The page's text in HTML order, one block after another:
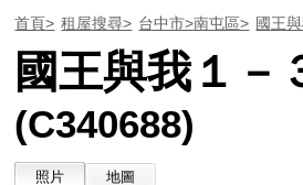
首頁> 租屋搜尋> 台中市>南屯區> 國王
國王與我１－
(C340688)
照片 地圖